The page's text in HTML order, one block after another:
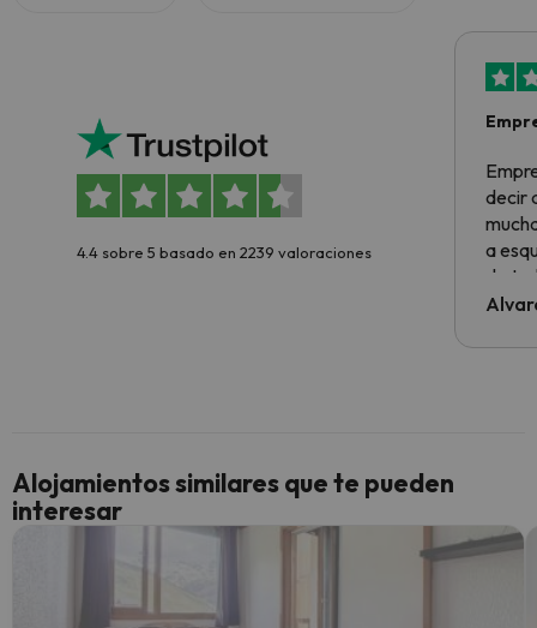
4.4 sobre 5 basado en 2239 valoraciones
decir
a
de
al
culpa
Alojamientos similares que te pueden
interesar